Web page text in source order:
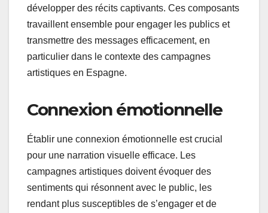
développer des récits captivants. Ces composants
travaillent ensemble pour engager les publics et
transmettre des messages efficacement, en
particulier dans le contexte des campagnes
artistiques en Espagne.
Connexion émotionnelle
Établir une connexion émotionnelle est crucial
pour une narration visuelle efficace. Les
campagnes artistiques doivent évoquer des
sentiments qui résonnent avec le public, les
rendant plus susceptibles de s’engager et de